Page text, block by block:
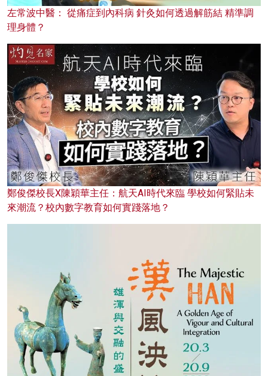
左常波中醫： 從痛症到內科病 針灸如何透過解筋結 精準調
理身體？
鄭俊傑校長X陳穎華主任：航天AI時代來臨 學校如何緊貼未
來潮流？校內數字教育如何實踐落地？